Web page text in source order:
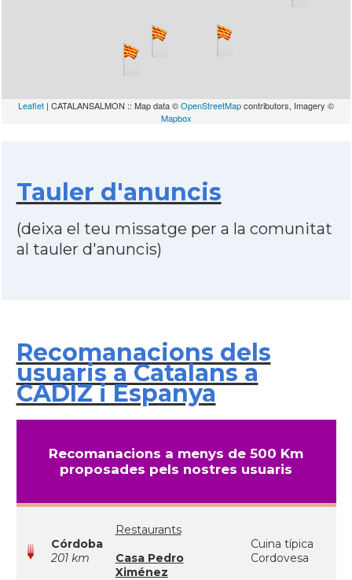
Leaflet | CATALANSALMON :: Map data ©OpenStreetMapcontributors, Imagery ©
Mapbox
Tauler d'anuncis
(deixa el teu missatge per a la comunitat
al tauler d'anuncis)
Recomanacions dels
usuaris a Catalans a
CADIZ i Espanya
Recomanacions a menys de 500 Km
proposades pels nostres usuaris
Córdoba
201 km
Restaurants
Casa Pedro
Ximénez
Cuina típica
Cordovesa